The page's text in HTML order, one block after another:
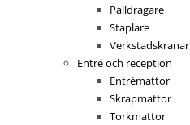
Palldragare
Staplare
Verkstadskranar
Entré och reception
Entrémattor
Skrapmattor
Torkmattor